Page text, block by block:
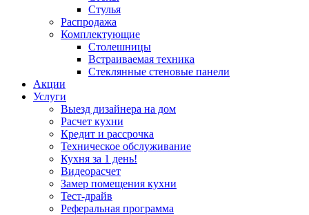
Стулья
Распродажа
Комплектующие
Столешницы
Встраиваемая техника
Стеклянные стеновые панели
Акции
Услуги
Выезд дизайнера на дом
Расчет кухни
Кредит и рассрочка
Техническое обслуживание
Кухня за 1 день!
Видеорасчет
Замер помещения кухни
Тест-драйв
Реферальная программа